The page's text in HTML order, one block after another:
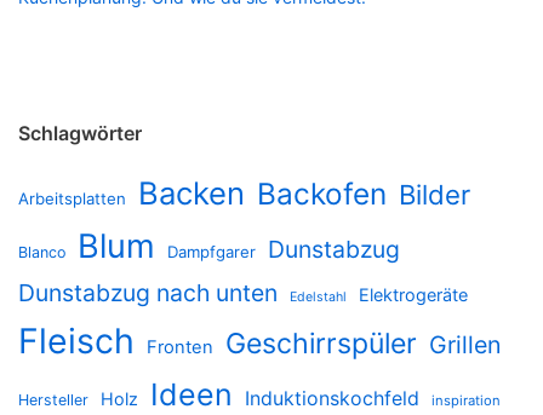
Schlagwörter
Arbeitsplatten Backen Backofen Bilder
Blanco Blum Dampfgarer
Dunstabzug
Dunstabzug nach unten
Edelstahl Elektrogeräte
Fleisch Fronten Geschirrspüler Grillen
Hersteller Holz Ideen Induktionskochfeld inspiration